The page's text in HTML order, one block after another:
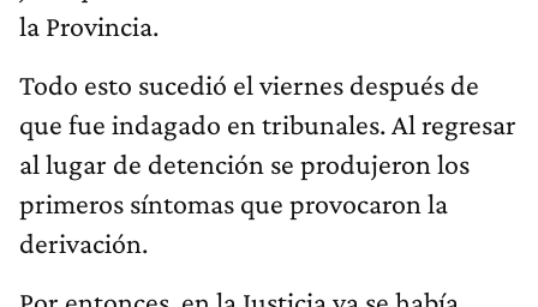
la Provincia.
Todo esto sucedió el viernes después de
que fue indagado en tribunales. Al regresar
al lugar de detención se produjeron los
primeros síntomas que provocaron la
derivación.